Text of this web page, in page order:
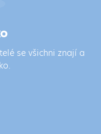
se všichni znají a